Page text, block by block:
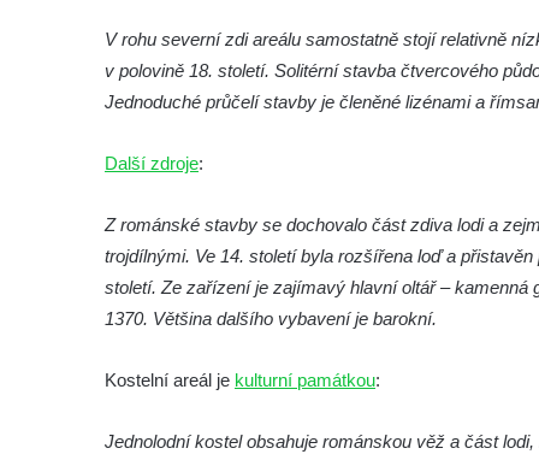
Křížová cesta Římov – XXI. kaple –
Popravní brána
Křížová cesta Římov – XX. kaple – Svatá
roušky pot z tváře
kříž nesoucí potkává Pannu Marii
Křížová cesta Římov – XVIII. kaple – Na
Ježíše vložen kříž
Pilát
Herodesa
V rohu severní zdi areálu samostatně stojí relativně
v polovině 18. století. Solitérní stavba čtvercového
Jednoduché průčelí stavby je členěné lizénami a
Další zdroje:
Z románské stavby se dochovalo část zdiva lodi a
trojdílnými. Ve 14. století byla rozšířena loď a
století. Ze zařízení je zajímavý hlavní oltář –
1370. Většina dalšího vybavení je barokní.
Kostelní areál je kulturní památkou:
Jednolodní kostel obsahuje románskou věž a část